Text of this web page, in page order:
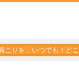
こりを…いつでも！ど